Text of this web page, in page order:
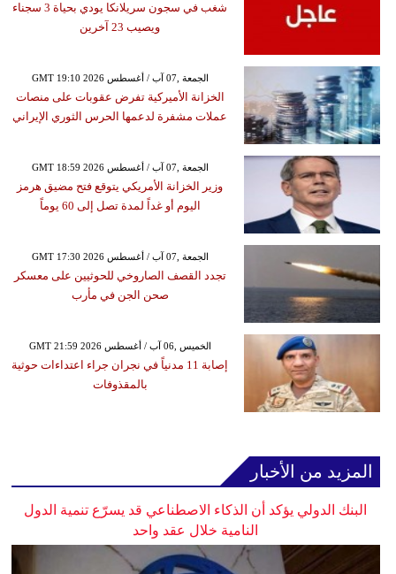
شغب في سجون سريلانكا يودي بحياة 3 سجناء
ويصيب 23 آخرين
GMT 19:10 2026 الجمعة ,07 آب / أغسطس
الخزانة الأميركية تفرض عقوبات على منصات
عملات مشفرة لدعمها الحرس الثوري الإيراني
GMT 18:59 2026 الجمعة ,07 آب / أغسطس
وزير الخزانة الأمريكي يتوقع فتح مضيق هرمز
اليوم أو غداً لمدة تصل إلى 60 يوماً
GMT 17:30 2026 الجمعة ,07 آب / أغسطس
تجدد القصف الصاروخي للحوثيين على معسكر
صحن الجن في مأرب
GMT 21:59 2026 الخميس ,06 آب / أغسطس
إصابة 11 مدنياً في نجران جراء اعتداءات حوثية
بالمقذوفات
المزيد من الأخبار
البنك الدولي يؤكد أن الذكاء الاصطناعي قد يسرّع تنمية الدول
النامية خلال عقد واحد